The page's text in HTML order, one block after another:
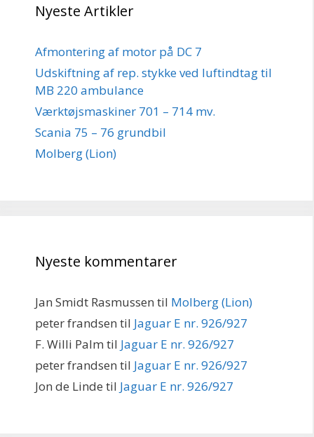
Nyeste Artikler
Afmontering af motor på DC 7
Udskiftning af rep. stykke ved luftindtag til
MB 220 ambulance
Værktøjsmaskiner 701 – 714 mv.
Scania 75 – 76 grundbil
Molberg (Lion)
Nyeste kommentarer
Jan Smidt Rasmussen til Molberg (Lion)
peter frandsen til Jaguar E nr. 926/927
F. Willi Palm til Jaguar E nr. 926/927
peter frandsen til Jaguar E nr. 926/927
Jon de Linde til Jaguar E nr. 926/927